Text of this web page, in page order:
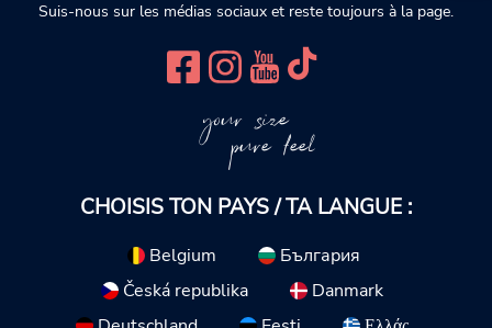
Suis-nous sur les médias sociaux et reste toujours à la page.
your size
pure feel
CHOISIS TON PAYS / TA LANGUE :
Belgium
България
Česká republika
Danmark